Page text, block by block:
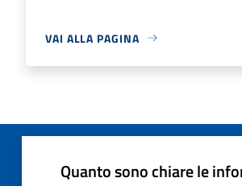
VAI ALLA PAGINA
Quanto sono chiare le